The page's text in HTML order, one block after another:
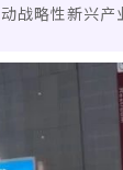
战略性新兴产